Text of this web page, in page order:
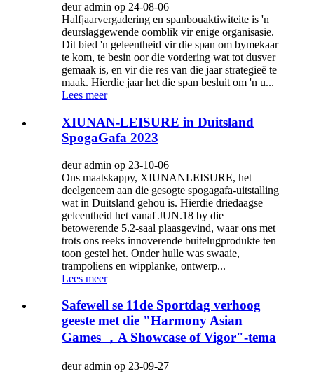
deur admin op 24-08-06
Halfjaarvergadering en spanbouaktiwiteite is 'n
deurslaggewende oomblik vir enige organisasie.
Dit bied 'n geleentheid vir die span om bymekaar
te kom, te besin oor die vordering wat tot dusver
gemaak is, en vir die res van die jaar strategieë te
maak. Hierdie jaar het die span besluit om 'n u...
Lees meer
XIUNAN-LEISURE in Duitsland
SpogaGafa 2023
deur admin op 23-10-06
Ons maatskappy, XIUNANLEISURE, het
deelgeneem aan die gesogte spogagafa-uitstalling
wat in Duitsland gehou is. Hierdie driedaagse
geleentheid het vanaf JUN.18 by die
betowerende 5.2-saal plaasgevind, waar ons met
trots ons reeks innoverende buitelugprodukte ten
toon gestel het. Onder hulle was swaaie,
trampoliens en wipplanke, ontwerp...
Lees meer
Safewell se 11de Sportdag verhoog
geeste met die "Harmony Asian
Games ，A Showcase of Vigor"-tema
deur admin op 23-09-27